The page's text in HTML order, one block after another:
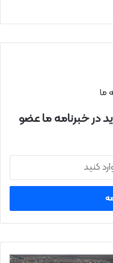
ما
در خبرنامه ما عضو